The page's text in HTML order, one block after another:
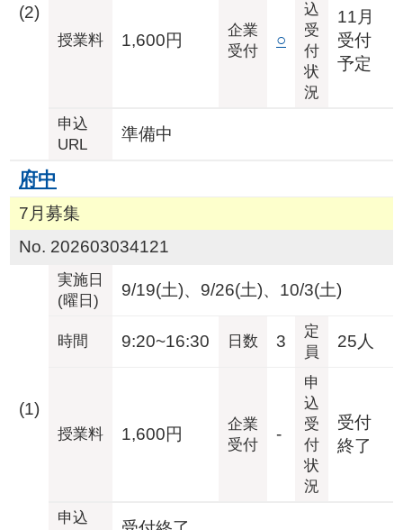
(2)
授業料 1,600円
企業
受付
○
込
受
付
状
況
11月
受付
予定
申込
URL
準備中
府中
7月募集
No. 202603034121
(1)
実施日
(曜日)
9/19(土)、9/26(土)、10/3(土)
時間 9:20~16:30 日数 3
定
員
25人
授業料 1,600円
企業
受付
-
申
込
受
付
状
況
受付
終了
申込